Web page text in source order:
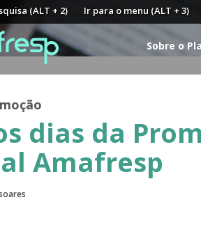
(ALT + 2) Ir para o menu (ALT + 3)
Sobre o
dias da
Amafresp